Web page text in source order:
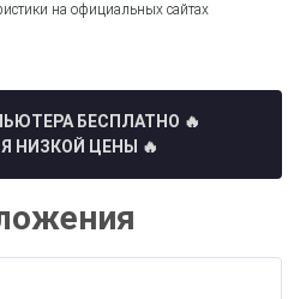
на официальных сайтах
БЕСПЛАТНО 🔥
НИЗКОЙ ЦЕНЫ 🔥